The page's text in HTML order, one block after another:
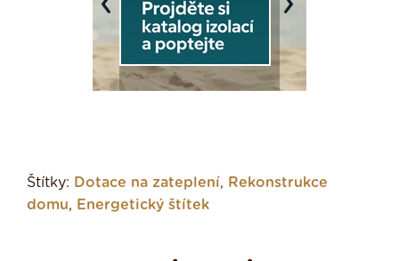
Previous Next
Štítky: Dotace na zateplení, Rekonstrukce
domu, Energetický štítek